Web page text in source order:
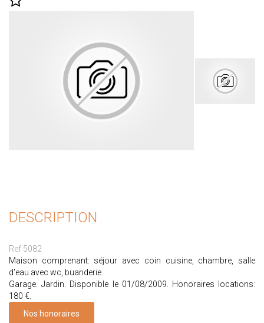
DESCRIPTION
Ref 5082
Maison comprenant: séjour avec coin cuisine, chambre, salle
d'eau avec wc, buanderie.
Garage. Jardin. Disponible le 01/08/2009. Honoraires locations:
180 €.
Nos honoraires